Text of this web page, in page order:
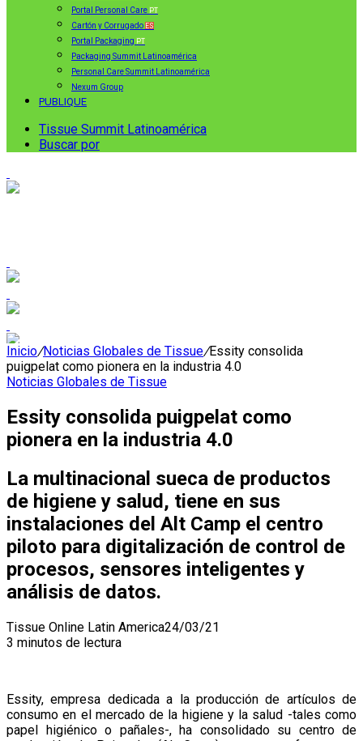
Portal Personal Care PT
Cartón y Corrugado ES
Portal Packaging PT
Packaging Summit Latinoamérica
Personal Care Summit Latinoamérica
Nexum Group
PUBLIQUE
Tissue Summit Latinoamérica
Buscar por
Inicio/Noticias Globales de Tissue/Essity consolida
puigpelat como pionera en la industria 4.0
Noticias Globales de Tissue
Essity consolida puigpelat como
pionera en la industria 4.0
La multinacional sueca de productos
de higiene y salud, tiene en sus
instalaciones del Alt Camp el centro
piloto para digitalización de control de
procesos, sensores inteligentes y
análisis de datos.
Tissue Online Latin America24/03/21
3 minutos de lectura
Essity, empresa dedicada a la producción de artículos de
consumo en el mercado de la higiene y la salud -tales como
papel higiénico o pañales-, ha consolidado su centro de